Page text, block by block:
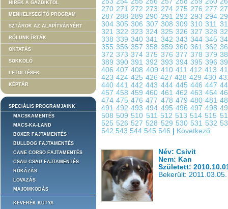
HÍREK A GAZDIKTÓL
MENHELYSEGÍTŐ PROGRAM
SZTÁROK AZ ALAPÍTVÁNYÉRT
RÓLUNK ÍRTÁK
OKTATÁS
SOKKOLÓ
LETÖLTÉSEK
KÉPTÁR
SPECIÁLIS PROGRAMJAINK
MACSKAMENTÉS
MACS-KA-LAND
BOXER FAJTAMENTÉS
BULLDOG FAJTAMENTÉS
CANE CORSO FAJTAMENTÉS
CSAU-CSAU FAJTAMENTÉS
RÓKÁZÁS
LOVAZÁS
MAJOMKODÁS
KEVERÉK KUTYA
270271272273 274 275 276 277
287288289290 291 292 293 294
304305306 307 308 309310311
321322323324 325 326 327 328
338339340341 342 343 344 345
355356357358 359 360 361 362
372373374375 376 377 378 379
389390391392 393 394 395 396
406407408 409 410 411412413
423 424 425 426 427428429430
440441442443 444 445 446 447
457458459460 461 462 463 464
474475476477 478 479 480 481
491492493494 495 496 497 498
508 509 510 511 512 513 514 515
525 526 527 528 529 530 531 532
542 543 544 545 546 Következő
Név: Csivit
Nem: Kan
Született:
Bekerült: 2011.03.05.